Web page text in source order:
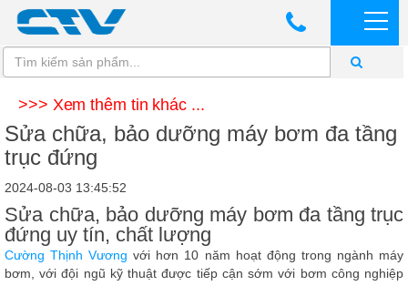
>>> Xem thêm tin khác ...
Sửa chữa, bảo dưỡng máy bơm đa tầng
trục đứng
2024-08-03 13:45:52
Sửa chữa, bảo dưỡng máy bơm đa tầng trục
đứng uy tín, chất lượng
Cường Thịnh Vương với hơn 10 năm hoạt động trong ngành máy
bơm, với đội ngũ kỹ thuật được tiếp cận sớm với bơm công nghiệp